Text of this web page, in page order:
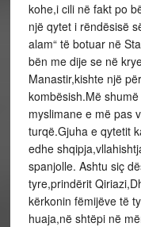
kohe,i cili në fakt po
një qytet i rëndësisë
alam“ të botuar në
bën me dije se në
Manastir,kishte një
kombësish.Më
myslimane e më pas
turqë.Gjuha e qytetit
edhe
spanjolle. Ashtu siç
tyre,prindërit
kërkonin fëmijëve të
huaja,në shtëpi në